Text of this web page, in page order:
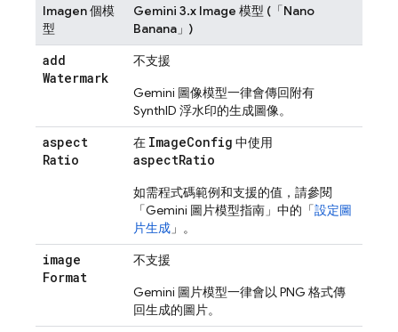
Imagen個模
型
Gemini 3.x Image 模型 (「Nano
Banana」)
add
Watermark
不支援
Gemini 圖像模型一律會傳回附有
SynthID 浮水印的生成圖像。
aspect
Ratio
在 ImageConfig 中使用
aspectRatio
如需程式碼範例和支援的值，請參閱
「Gemini 圖片模型指南」中的「設定圖
片生成 」。
image
Format
不支援
Gemini 圖片模型一律會以 PNG 格式傳
回生成的圖片。